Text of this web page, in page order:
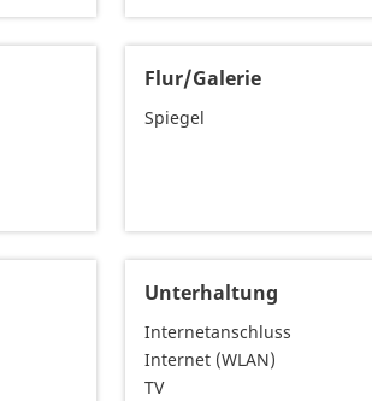
Flur/Galerie
Spiegel
Unterhaltung
Internetanschluss
Internet (WLAN)
TV